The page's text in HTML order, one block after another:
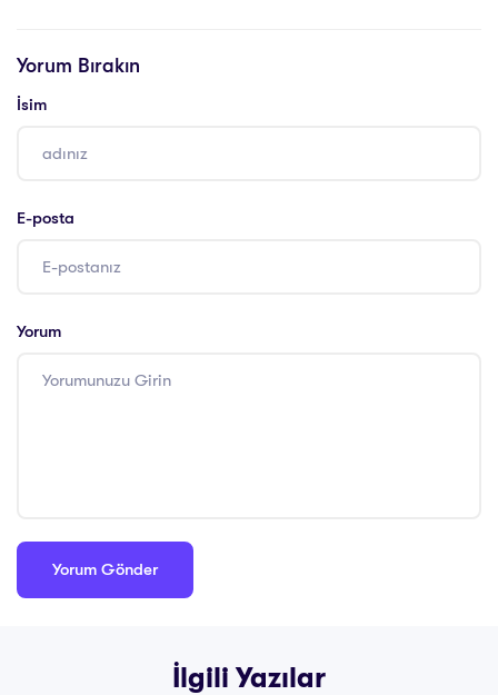
Yorum Bırakın
İsim
E-posta
Yorum
İlgili Yazılar